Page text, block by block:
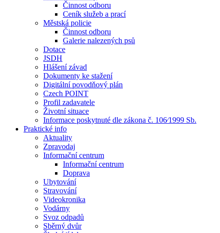
Činnost odboru
Ceník služeb a prací
Městská policie
Činnost odboru
Galerie nalezených psů
Dotace
JSDH
Hlášení závad
Dokumenty ke stažení
Digitální povodňový plán
Czech POINT
Profil zadavatele
Životní situace
Informace poskytnuté dle zákona č. 106⁄1999 Sb.
Praktické info
Aktuality
Zpravodaj
Informační centrum
Informační centrum
Doprava
Ubytování
Stravování
Videokronika
Vodárny
Svoz odpadů
Sběrný dvůr